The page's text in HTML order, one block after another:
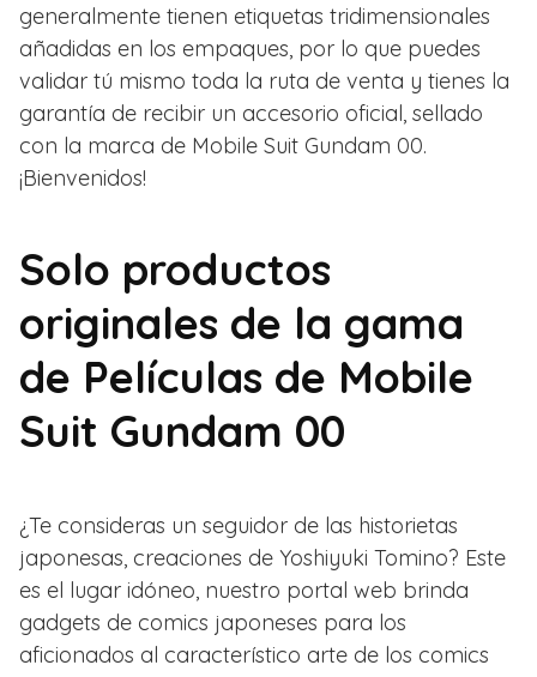
generalmente tienen etiquetas tridimensionales
añadidas en los empaques, por lo que puedes
validar tú mismo toda la ruta de venta y tienes la
garantía de recibir un accesorio oficial, sellado
con la marca de Mobile Suit Gundam 00.
¡Bienvenidos!
Solo productos
originales de la gama
de Películas de Mobile
Suit Gundam 00
¿Te consideras un seguidor de las historietas
japonesas, creaciones de Yoshiyuki Tomino? Este
es el lugar idóneo, nuestro portal web brinda
gadgets de comics japoneses para los
aficionados al característico arte de los comics